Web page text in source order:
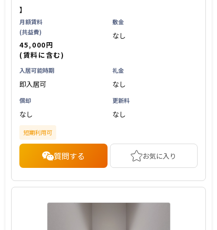
】
月額賃料
(共益費)
45,000円
(賃料に含む)
敷金
なし
入居可能時期
即入居可
礼金
なし
償却
なし
更新料
なし
短期利用可
質問する お気に入り